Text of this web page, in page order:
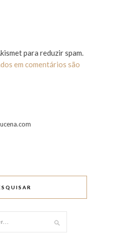
para reduzir spam.
em comentários são